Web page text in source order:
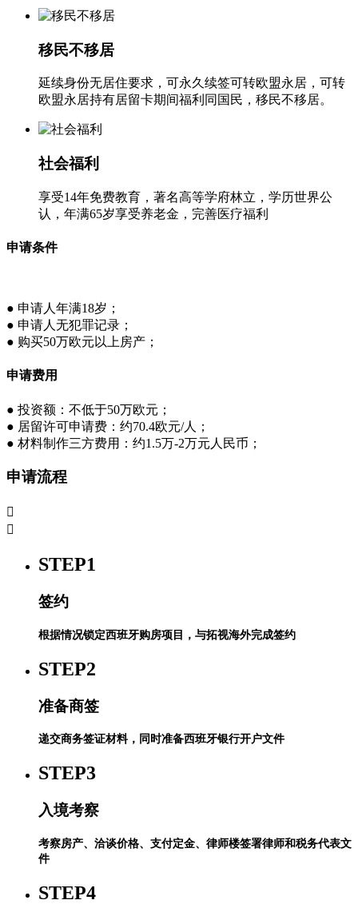
移民不移居
延续身份无居住要求，可永久续签可转欧盟永居，可转
欧盟永居持有居留卡期间福利同国民，移民不移居。
社会福利
享受14年免费教育，著名高等学府林立，学历世界公
认，年满65岁享受养老金，完善医疗福利
申请条件
● 申请人年满18岁；
● 申请人无犯罪记录；
● 购买50万欧元以上房产；
申请费用
● 投资额：不低于50万欧元；
● 居留许可申请费：约70.4欧元/人；
● 材料制作三方费用：约1.5万-2万元人民币；
申请流程


STEP1
签约
根据情况锁定西班牙购房项目，与拓视海外完成签约
STEP2
准备商签
递交商务签证材料，同时准备西班牙银行开户文件
STEP3
入境考察
考察房产、洽谈价格、支付定金、律师楼签署律师和税务代表文
件
STEP4